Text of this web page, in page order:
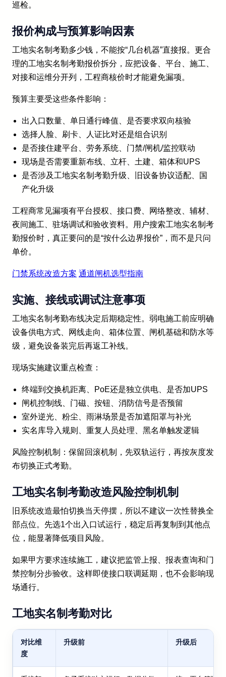
巡检。
报价构成与预算影响因素
工地实名制考勤多少钱，不能按“几台机器”直接报。更合
理的工地实名制考勤报价拆分，应把设备、平台、施工、
对接和运维分开列，工程商核价时才能避免漏项。
预算主要受这些条件影响：
出入口数量、单日通行峰值、是否要求双向核验
选择人脸、刷卡、人证比对还是组合识别
是否接住建平台、劳务系统、门禁/闸机/监控联动
现场是否需要重新布线、立杆、土建、箱体和UPS
是否涉及工地实名制考勤升级、旧设备协议适配、国
产化升级
工程商常见漏项有平台授权、接口费、网络整改、辅材、
夜间施工、驻场调试和验收资料。用户搜索工地实名制考
勤报价时，真正要问的是“按什么边界报价”，而不是只问
单价。
门禁系统改造方案 通道闸机选型指南
实施、接线或调试注意事项
工地实名制考勤布线决定后期稳定性。弱电施工前应明确
设备供电方式、网线走向、箱体位置、闸机基础和防水等
级，避免设备装完后再返工补线。
现场实施建议重点检查：
终端到交换机距离、PoE还是独立供电、是否加UPS
闸机控制线、门磁、按钮、消防信号是否预留
室外逆光、粉尘、雨淋场景是否加遮阳罩与补光
实名库导入规则、重复人员处理、黑名单触发逻辑
风险控制机制：保留回滚机制，先双轨运行，再按灰度发
布切换正式考勤。
工地实名制考勤改造风险控制机制
旧系统改造最怕切换当天停摆，所以不建议一次性替换全
部点位。先选1个出入口试运行，稳定后再复制到其他点
位，能显著降低项目风险。
如果甲方要求连续施工，建议把监管上报、报表查询和门
禁控制分步验收。这样即使接口联调延期，也不会影响现
场通行。
工地实名制考勤对比
对比维
度
升级前 升级后